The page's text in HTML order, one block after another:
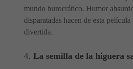
mundo burocrático. Humor
disparatadas hacen de esta
divertida.
4. La semilla de la higuera